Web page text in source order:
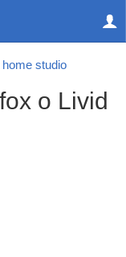
home studio
o Livid